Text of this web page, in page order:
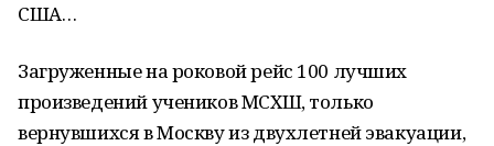
США…
Загруженные на роковой рейс 100 лучших
произведений учеников МСХШ, только
вернувшихся в Москву из двухлетней эвакуации,